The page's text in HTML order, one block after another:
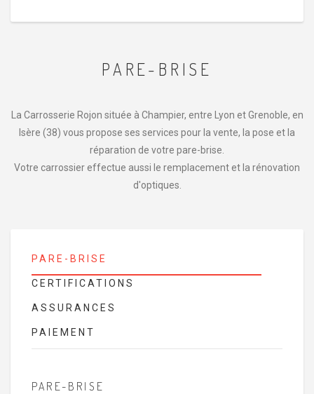
PARE-BRISE
La Carrosserie Rojon située à Champier, entre Lyon et Grenoble, en
Isère (38) vous propose ses services pour la vente, la pose et la
réparation de votre pare-brise.
Votre carrossier effectue aussi le remplacement et la rénovation
d'optiques.
PARE-BRISE
CERTIFICATIONS
ASSURANCES
PAIEMENT
PARE-BRISE